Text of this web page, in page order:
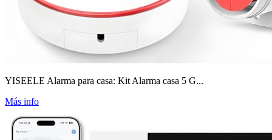
YISEELE Alarma para casa: Kit Alarma casa 5 G...
Más info